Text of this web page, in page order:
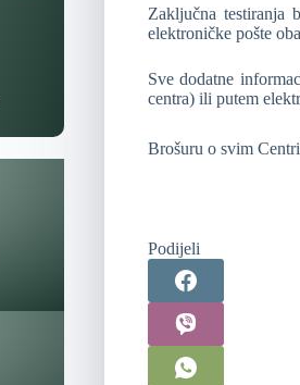
Zaključna
elektroničke pošte
Sve dodatne
centra) ili putem
Brošuru o svim
Podijeli